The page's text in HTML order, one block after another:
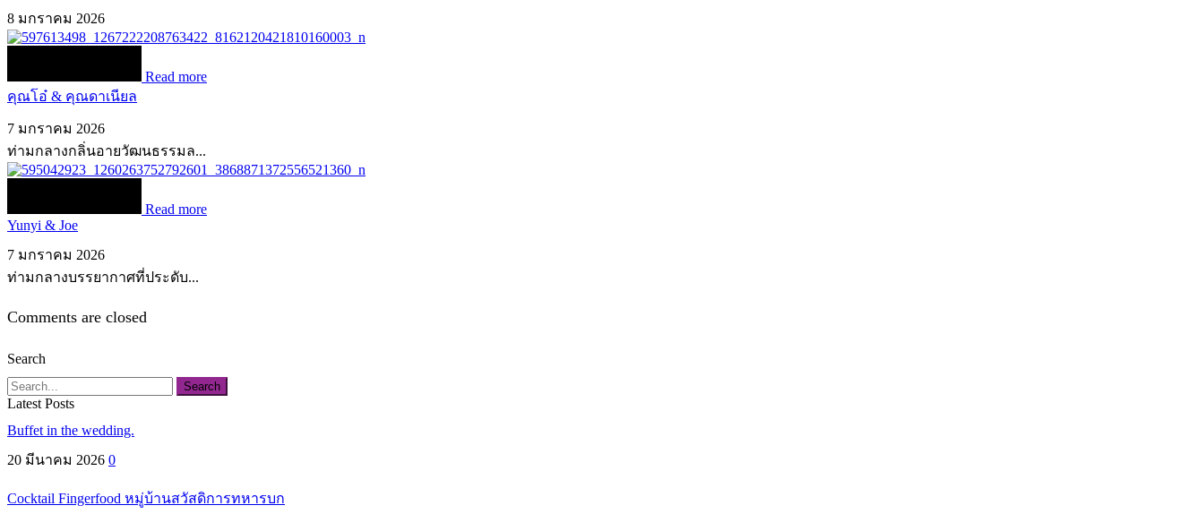
8 มกราคม 2026
Read more
คุณโอ๋ & คุณดาเนียล
7 มกราคม 2026
ท่ามกลางกลิ่นอายวัฒนธรรมล...
Read more
Yunyi & Joe
7 มกราคม 2026
ท่ามกลางบรรยากาศที่ประดับ...
Comments are closed
Search
Search
Latest Posts
Buffet in the wedding.
20 มีนาคม 2026 0
Cocktail Fingerfood หมู่บ้านสวัสดิการทหารบก